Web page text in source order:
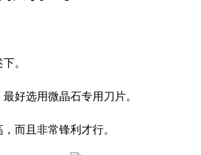
。
好选用微晶石专用刀片。
而且非常锋利才行。